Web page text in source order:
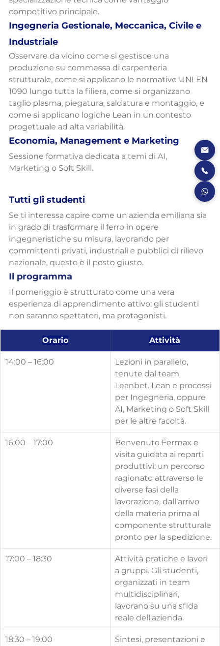
competitivo principale.
Ingegneria Gestionale, Meccanica, Civile e
Industriale
Osservare da vicino come si gestisce una
produzione su commessa di carpenteria
strutturale, come si applicano le normative UNI EN
1090 lungo tutta la filiera, come si organizzano
taglio plasma, piegatura, saldatura e montaggio, e
come si applicano logiche Lean in un contesto
progettuale ad alta variabilità.
Economia, Management e Marketing
Sessione formativa dedicata a temi di AI,
Marketing o Soft Skill.
Tutti gli studenti
Se ti interessa capire come un'azienda emiliana sia
in grado di trasformare il ferro in opere
ingegneristiche su misura, lavorando per
committenti privati, industriali e pubblici di rilievo
nazionale, questo è il posto giusto.
Il programma
Il pomeriggio è strutturato come una vera
esperienza di apprendimento attivo: gli studenti
non saranno spettatori, ma protagonisti.
Orario Attività
14:00 – 16:00
Lezioni in parallelo,
tenute dal team
Leanbet. Lean e processi
per Ingegneria, oppure
AI, Marketing o Soft Skill
per le altre facoltà.
16:00 – 17:00
Benvenuto Fermax e
visita guidata ai reparti
produttivi: un percorso
ragionato attraverso le
diverse fasi della
lavorazione, dall'arrivo
della materia prima al
componente strutturale
pronto per la spedizione.
17:00 – 18:30
Attività pratiche e lavori
a gruppi. Gli studenti,
organizzati in team
multidisciplinari,
lavorano su una sfida
reale dell'azienda.
18:30 – 19:00
Sintesi, presentazioni e